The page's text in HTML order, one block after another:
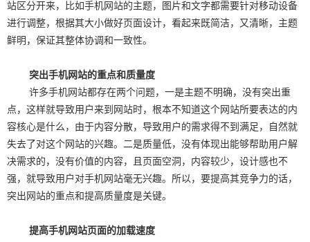
站区分开来，比如手机网站的主题，图片和文字都需要针对移动设备
进行调整，根据其大小做好页面设计，看起来既简洁，又清晰，主题
鲜明，保证其整体协调和一致性。
突出手机网站的重点和质量度
许多手机网站都存在两个问题，一是主题不明确，没有突出重
点，这样就导致用户来到网站时，根本不知道这个网站所要表达的内
容核心是什么，由于内容分散，导致用户的需求得不到满足，自然就
失去了对这个网站的兴趣。二是质量低，没有体现出能够帮助用户解
决需求的，没有价值的内容，且页面空洞，内容较少，设计感也不
强，就导致用户对手机网站毫无兴趣。所以，要提高其竞争力的话，
突出网站的重点和提高质量度是关键。
提高手机网站页面的加载速度